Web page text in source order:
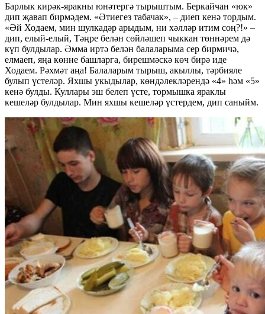
Барлык кирәк-яракны юнәтергә тырыштым. Беркайчан «юк»
дип җавап бирмәдем. «Әтиегез табачак», – диеп кенә тордым.
«Әй Ходаем, мин шулкадәр арыдым, ни хәлләр итим соң?!» –
дип, елый-елый, Тәңре белән сөйләшеп чыккан төннәрем дә
күп булдылар. Әмма иртә белән балаларыма сер бирмичә,
елмаеп, яңа көнне башларга, бирешмәскә көч бирә иде
Ходаем. Рәхмәт аңа! Балаларым тырыш, акыллы, тәрбияле
булып үстеләр. Яхшы укыдылар, көндәлекләрендә «4» һәм «5»
кенә булды. Куллары эш белеп үсте, тормышка яраклы
кешеләр булдылар. Мин яхшы кешеләр үстердем, дип саныйм.